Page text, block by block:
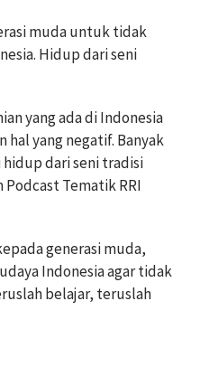
muda untuk tidak
Hidup dari seni
yang ada di Indonesia
hal yang negatif. Banyak
dari seni tradisi
Podcast Tematik RRI
generasi muda,
Indonesia agar tidak
belajar, teruslah